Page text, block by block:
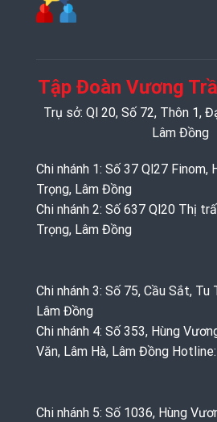
Tập Đoàn Vương
Trụ sở: Ql 20, Số 72, Thôn 1,
Lâm Đồng
Chi nhánh 1: Số 37 Ql27 Finom,
Trọng, Lâm Đồng
Chi nhánh 2: Số 637 Ql20 Thị
Trọng, Lâm Đồng
Chi nhánh 3: Số 75, Cầu Sắt, Tu
Lâm Đồng
Chi nhánh 4: Số 353, Hùng
Văn, Lâm Hà, Lâm Đồng
Chi nhánh 5: Số 1036, Hùng